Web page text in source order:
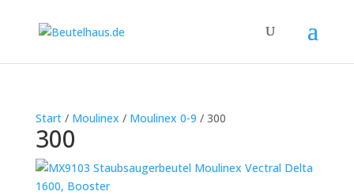
Start/ Moulinex / Moulinex 0-9 / 300
300